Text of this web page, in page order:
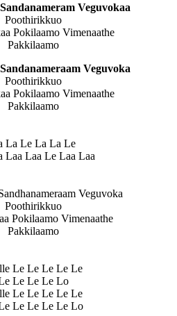
Veguvokaa
Poothirikkuo
Pokilaamo Vimenaathe
Pakkilaamo
Veguvoka
Poothirikkuo
Pokilaamo Vimenaathe
Pakkilaamo
La Le La La Le
Laa Laa Le Laa Laa
Veguvoka
Poothirikkuo
Pokilaamo Vimenaathe
Pakkilaamo
Le Le Le Le Le
Le Le Le Lo
Le Le Le Le Le
Le Le Le Le Lo